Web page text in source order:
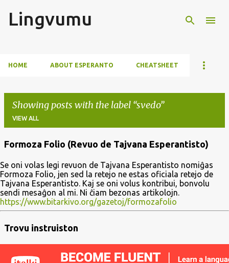
Lingvumu
HOME ABOUT ESPERANTO CHEATSHEET
Showing posts with the label svedo
VIEW ALL
o
s
t
s
Formoza Folio (Revuo de Tajvana Esperantisto)
Se oni volas legi revuon de Tajvana Esperantisto nomiĝas
Formoza Folio, jen sed la retejo ne estas oficiala retejo de
Tajvana Esperantisto. Kaj se oni volus kontribui, bonvolu
sendi mesaĝon al mi. Ni ĉiam bezonas artikolojn.
https://www.bitarkivo.org/gazetoj/formozafolio
Trovu instruiston